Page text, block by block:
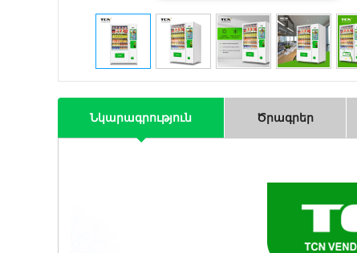
Նկարագրություն Ծրագրեր